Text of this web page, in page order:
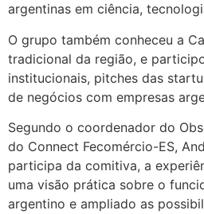
argentinas em ciência,
O grupo também conheceu a
tradicional da região, e
institucionais, pitches das
de negócios com empresas
Segundo o coordenador do
do Connect Fecomércio-ES,
participa da comitiva, a
uma visão prática sobre o
argentino e ampliado as